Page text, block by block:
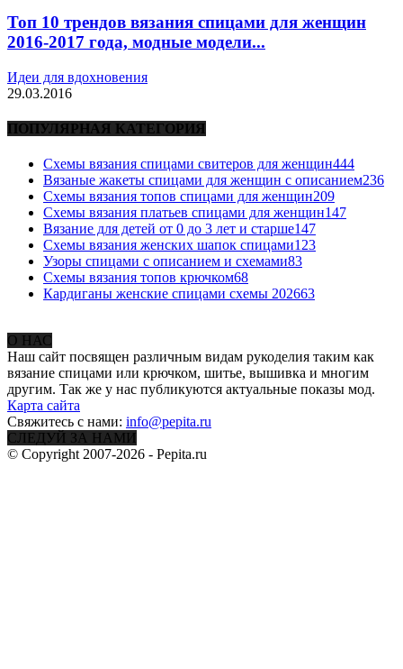
Топ 10 трендов вязания спицами для женщин
2016-2017 года, модные модели...
Идеи для вдохновения
29.03.2016
ПОПУЛЯРНАЯ КАТЕГОРИЯ
Схемы вязания спицами свитеров для женщин444
Вязаные жакеты спицами для женщин с описанием236
Схемы вязания топов спицами для женщин209
Схемы вязания платьев спицами для женщин147
Вязание для детей от 0 до 3 лет и старше147
Схемы вязания женских шапок спицами123
Узоры спицами с описанием и схемами83
Схемы вязания топов крючком68
Кардиганы женские спицами схемы 202663
О НАС
Наш сайт посвящен различным видам рукоделия таким как
вязание спицами или крючком, шитье, вышивка и многим
другим. Так же у нас публикуются актуальные показы мод.
Карта сайта
Свяжитесь с нами: info@pepita.ru
СЛЕДУЙ ЗА НАМИ
© Copyright 2007-2026 - Pepita.ru